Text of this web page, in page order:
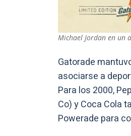
Michael Jordan en un
Gatorade
asociarse a
Para los 2000,
Co) y Coca Cola
Powerade para